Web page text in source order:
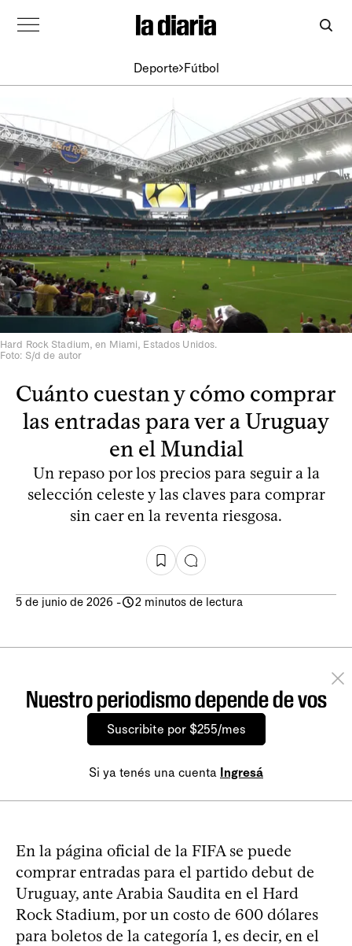
Deporte Fútbol
Hard Rock Stadium, en Miami, Estados Unidos.
Foto: S/d de autor
Cuánto cuestan y cómo comprar
las entradas para ver a Uruguay
en el Mundial
Un repaso por los precios para seguir a la
selección celeste y las claves para comprar
sin caer en la reventa riesgosa.
5 de junio de 2026 - 2 minutos de lectura
Nuestro periodismo depende de vos
Suscribite por $255/mes
Si ya tenés una cuenta Ingresá
En la página oficial de la FIFA se puede
comprar entradas para el partido debut de
Uruguay, ante Arabia Saudita en el Hard
Rock Stadium, por un costo de 600 dólares
para boletos de la categoría 1, es decir, en el